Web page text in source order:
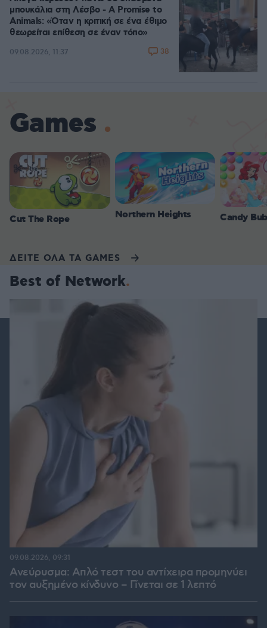
μπουκάλια στη Λέσβο - A Promise to
Animals: «Όταν η κριτική σε ένα έθιμο
θεωρείται επίθεση σε έναν τόπο»
09.08.2026, 11:37 38
Games
Cut The Rope Northern Heights Candy
ΔΕΙΤΕ ΟΛΑ ΤΑ GAMES
Best of Network
Ανεύρυσμα: Απλό τεστ του αντίχειρα προμηνύει
τον αυξημένο κίνδυνο – Γίνεται σε 1 λεπτό
09.08.2026, 09:31